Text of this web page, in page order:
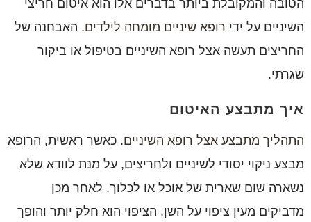
הטובה והמקובלת ביותר בדברים אלו הוא איטום חריצי
השיניים על ידי רופא שיניים מומחה לילדים. האבחנה של
החריצים תעשה אצל רופא השיניים בטיפול או ביקור
שגרתי.
איך מתבצע האיטום
התהליך מתבצע אצל רופא השיניים. כאשר ראשית, הרופא
מבצע ניקוי יסודי לשיניים ולחריצים, על מנת לוודא שלא
נשארה שום שארית של אוכל או לכלוך. לאחר מכן
מדביקים מעין ציפוי על השן, הציפוי הוא חלק יותר והופך